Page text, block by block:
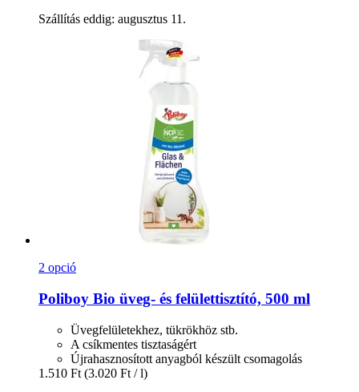
Szállítás eddig: augusztus 11.
2 opció
Poliboy Bio üveg-​ és felülettisztító, 500 ml
Üvegfelületekhez, tükrökhöz stb.
A csíkmentes tisztaságért
Újrahasznosított anyagból készült csomagolás
1.510 Ft (3.020 Ft / l)